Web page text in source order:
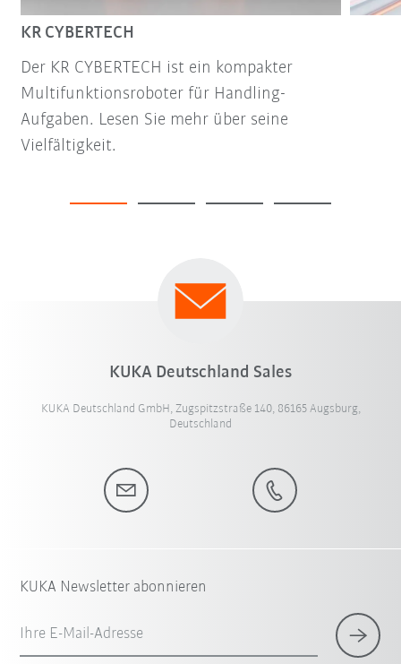
KR CYBERTECH
Der KR CYBERTECH ist ein kompakter
Multifunktionsroboter für Handling-
Aufgaben. Lesen Sie mehr über seine
Vielfältigkeit.
KUKA Deutschland Sales
KUKA Deutschland GmbH, Zugspitzstraße 140, 86165 Augsburg,
Deutschland
KUKA Newsletter abonnieren
Ihre E-Mail-Adresse